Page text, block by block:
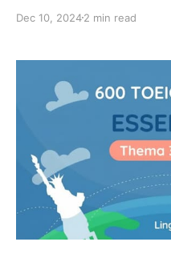
Thema Geschäftspläne.
Dec 10, 20242 min read